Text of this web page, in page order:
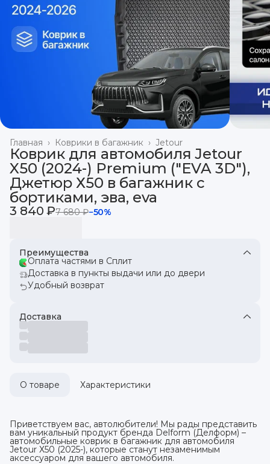
Jetour
Коврики в багажник ›
Главная ›
Коврик для автомобиля Jetour
X50 (2024-) Premium ("EVA 3D"),
Джетюр Х50 в багажник с
бортиками, эва, eva
3 840 ₽7 680 ₽−50%
Преимущества
Оплата частями в Сплит
Доставка в пункты выдачи или до двери
Удобный возврат
Доставка
О товаре Характеристики
Приветствуем вас, автолюбители! Мы рады представить
вам уникальный продукт бренда Delform (Делформ) –
автомобильные коврик в багажник для автомобиля
Jetour Х50 (2025-), которые станут незаменимым
аксессуаром для вашего автомобиля.